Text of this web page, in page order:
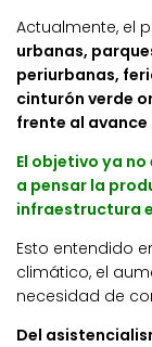
Actualmente, el
urbanas,
periurbanas,
cinturón verde
frente al avance
El objetivo ya
a pensar la
infraestructura
Esto entendido
climático, el
necesidad de
Del